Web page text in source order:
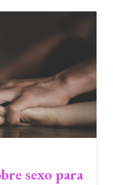
sexo para